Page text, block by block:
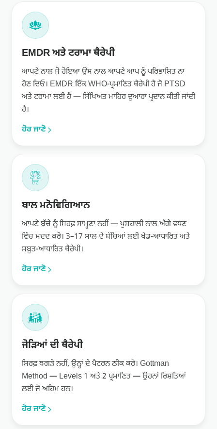
EMDR ਅਤੇ ਟਰਾਮਾ ਥੈਰੇਪੀ
ਆਪਣੇ ਨਾਲ ਜੋ ਹੋਇਆ ਉਸ ਨਾਲ ਆਪਣੇ ਆਪ ਨੂੰ ਪਰਿਭਾਸ਼ਿਤ ਨਾ
ਹੋਣ ਦਿਓ। EMDR ਇੱਕ WHO-ਪ੍ਰਮਾਣਿਤ ਥੈਰੇਪੀ ਹੈ ਜੋ PTSD
ਅਤੇ ਟਰਾਮਾ ਲਈ ਹੈ — ਸਿੱਖਿਅਤ ਮਾਹਿਰ ਦੁਆਰਾ ਪ੍ਰਦਾਨ ਕੀਤੀ ਜਾਂਦੀ
ਹੈ।
ਹੋਰ ਜਾਣੋ
ਬਾਲ ਮਨੋਵਿਗਿਆਨ
ਆਪਣੇ ਬੱਚੇ ਨੂੰ ਸਿਰਫ਼ ਸਾਮ੍ਹਣਾ ਨਹੀਂ — ਖੁਸ਼ਹਾਲੀ ਨਾਲ ਅੱਗੇ ਵਧਣ
ਵਿੱਚ ਮਦਦ ਕਰੋ। 3–17 ਸਾਲ ਦੇ ਬੱਚਿਆਂ ਲਈ ਖੇਡ-ਆਧਾਰਿਤ ਅਤੇ
ਸਬੂਤ-ਆਧਾਰਿਤ ਥੈਰੇਪੀ।
ਹੋਰ ਜਾਣੋ
ਜੋੜਿਆਂ ਦੀ ਥੈਰੇਪੀ
ਸਿਰਫ਼ ਝਗੜੇ ਨਹੀਂ, ਉਨ੍ਹਾਂ ਦੇ ਪੈਟਰਨ ਠੀਕ ਕਰੋ। Gottman
Method — Levels 1 ਅਤੇ 2 ਪ੍ਰਮਾਣਿਤ — ਉਹਨਾਂ ਰਿਸ਼ਤਿਆਂ
ਲਈ ਜੋ ਅਹਿਮ ਹਨ।
ਹੋਰ ਜਾਣੋ